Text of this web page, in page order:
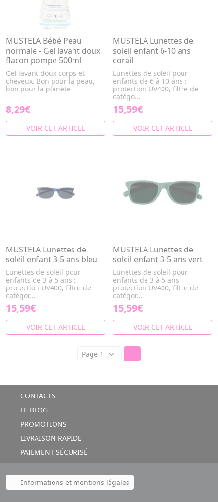
MUSTELA Bébé Peau
normale - Gel lavant doux
flacon pompe 500ml
Gel lavant doux corps et
cheveux. Bon pour la peau,
bon pour la planète
8,29€
VOIR CET ARTICLE
MUSTELA Lunettes de
soleil enfant 6-10 ans
corail
Lunettes de soleil pour
enfants de 6 à 10 ans :
protection UV400, filtre de
catégo...
15,59€
VOIR CET ARTICLE
MUSTELA Lunettes de
soleil enfant 3-5 ans bleu
Lunettes de soleil pour
enfants de 3 à 5 ans :
protection UV400, filtre de
catégor...
15,59€
VOIR CET ARTICLE
MUSTELA Lunettes de
soleil enfant 3-5 ans vert
Lunettes de soleil pour
enfants de 3 à 5 ans :
protection UV400, filtre de
catégor...
15,59€
VOIR CET ARTICLE
CONTACTS
LE BLOG
PROMOTIONS
LIVRAISON RAPIDE
PAIEMENT SÉCURISÉ
Informations et mentions légales